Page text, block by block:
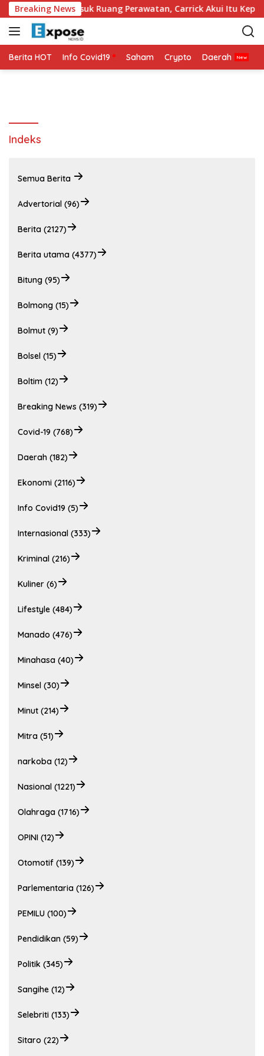
a
g
u
Breaking News
Kembali Masuk Ruang Perawatan, Carrick Akui Itu
Berita HOT Info Covid19 Saham Crypto Daerah
Indeks
Semua Berita
Advertorial (96)
Berita (2127)
Berita utama (4377)
Bitung (95)
Bolmong (15)
Bolmut (9)
Bolsel (15)
Boltim (12)
Breaking News (319)
Covid-19 (768)
Daerah (182)
Ekonomi (2116)
Info Covid19 (5)
Internasional (333)
Kriminal (216)
Kuliner (6)
Lifestyle (484)
Manado (476)
Minahasa (40)
Minsel (30)
Minut (214)
Mitra (51)
narkoba (12)
Nasional (1221)
Olahraga (1716)
OPINI (12)
Otomotif (139)
Parlementaria (126)
PEMILU (100)
Pendidikan (59)
Politik (345)
Sangihe (12)
Selebriti (133)
Sitaro (22)